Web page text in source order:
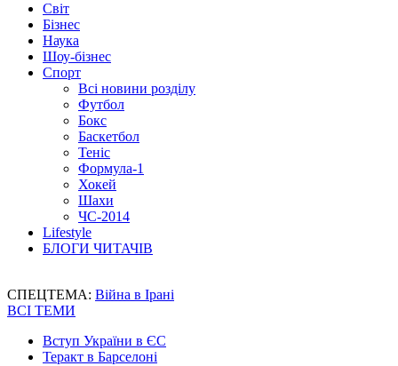
Світ
Бізнес
Наука
Шоу-бізнес
Спорт
Всі новини розділу
Футбол
Бокс
Баскетбол
Теніс
Формула-1
Хокей
Шахи
ЧС-2014
Lifestyle
БЛОГИ ЧИТАЧІВ
СПЕЦТЕМА: Війна в Ірані
ВСІ ТЕМИ
Вступ України в ЄС
Теракт в Барселоні